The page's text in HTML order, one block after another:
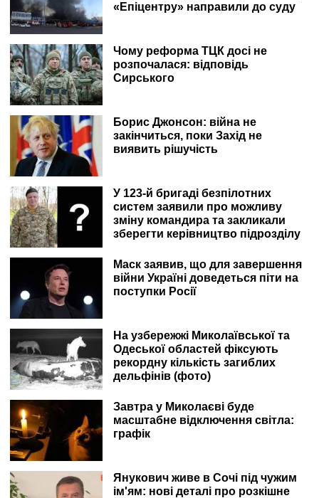
«Епіцентру» направили до суду
Чому реформа ТЦК досі не
розпочалася: відповідь
Сирського
Борис Джонсон: війна не
закінчиться, поки Захід не
виявить рішучість
У 123-й бригаді безпілотних
систем заявили про можливу
зміну командира та закликали
зберегти керівництво підрозділу
Маск заявив, що для завершення
війни Україні доведеться піти на
поступки Росії
На узбережжі Миколаївської та
Одеської областей фіксують
рекордну кількість загиблих
дельфінів (фото)
Завтра у Миколаєві буде
масштабне відключення світла:
графік
Янукович живе в Сочі під чужим
ім'ям: нові деталі про розкішне